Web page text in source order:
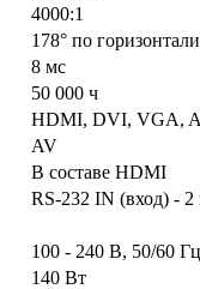
4000:1
178° по
8 мс
50 000 ч
HDMI, DVI, VGA,
AV
В составе HDMI
RS-232 IN (вход) -
100 - 240 В, 50/60 Гц
140 Вт